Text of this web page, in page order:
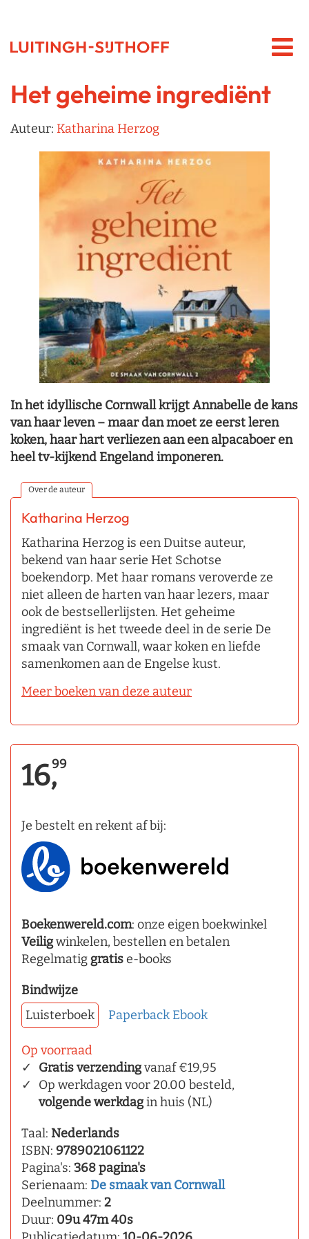
Het geheime ingrediënt
Auteur: Katharina Herzog
In het idyllische Cornwall krijgt Annabelle de kans
van haar leven – maar dan moet ze eerst leren
koken, haar hart verliezen aan een alpacaboer en
heel tv-kijkend Engeland imponeren.
Over de auteur
Katharina Herzog
Katharina Herzog is een Duitse auteur,
bekend van haar serie Het Schotse
boekendorp. Met haar romans veroverde ze
niet alleen de harten van haar lezers, maar
ook de bestsellerlijsten. Het geheime
ingrediënt is het tweede deel in de serie De
smaak van Cornwall, waar koken en liefde
samenkomen aan de Engelse kust.
Meer boeken van deze auteur
16,99
Je bestelt en rekent af bij:
Boekenwereld.com: onze eigen boekwinkel
Veiligwinkelen, bestellen en betalen
Regelmatig gratise-books
Bindwijze
Luisterboek
Paperback Ebook
Op voorraad
Gratis verzendingvanaf €19,95
Op werkdagen voor 20.00 besteld,
volgende werkdagin huis (NL)
Taal: Nederlands
ISBN: 9789021061122
Pagina's: 368 pagina's
Serienaam: De smaak van Cornwall
Deelnummer: 2
Duur: 09u 47m 40s